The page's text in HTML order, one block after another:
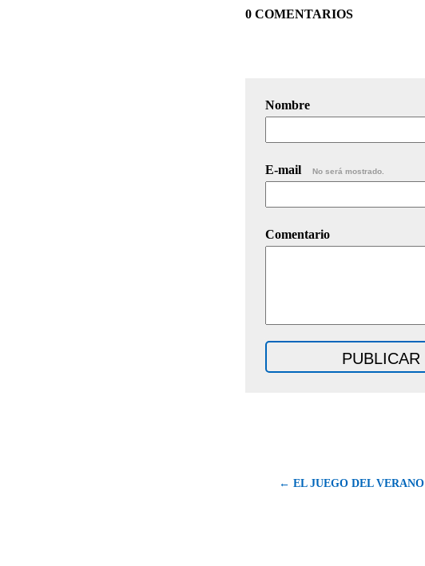
0 COMENTARIOS
Nombre
E-mail No será mostrado.
Comentario
← EL JUEGO DEL VERANO